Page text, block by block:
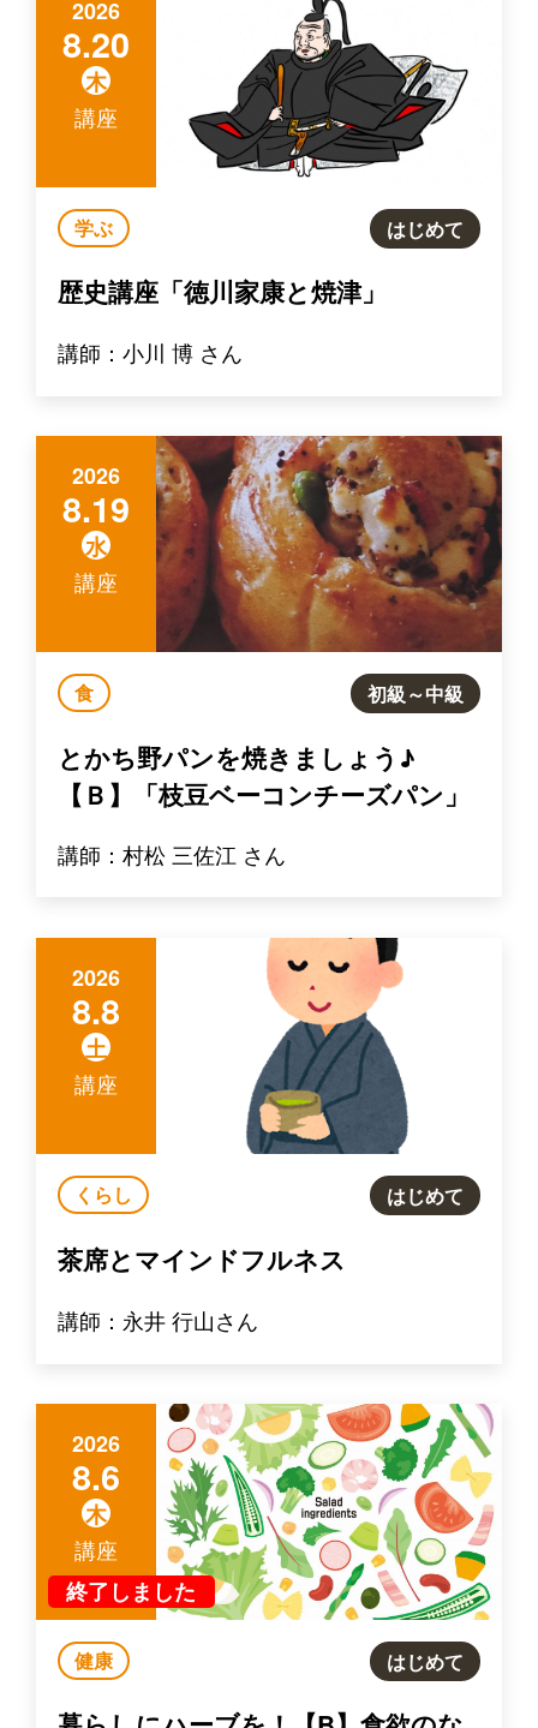
2026
8.20
木
講座
学ぶ はじめて
歴史講座「徳川家康と焼津」
講師：小川 博 さん
2026
8.19
水
講座
食 初級～中級
とかち野パンを焼きましょう♪
【Ｂ】「枝豆ベーコンチーズパン」
講師：村松 三佐江 さん
2026
8.8
土
講座
くらし はじめて
茶席とマインドフルネス
講師：永井 行山さん
2026
8.6
木
終了しました
講座
健康 はじめて